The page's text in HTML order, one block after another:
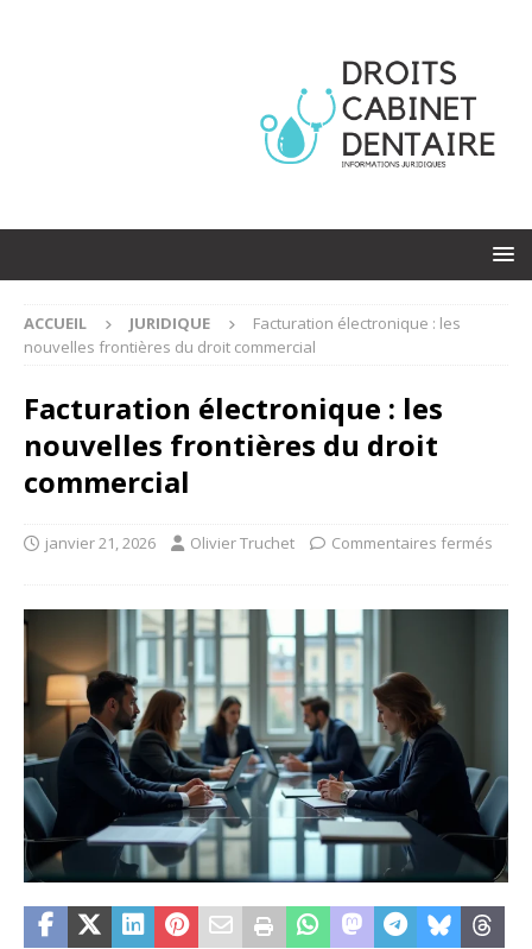
ACCUEIL JURIDIQUE
Facturation électronique : les
nouvelles frontières du droit commercial
Facturation électronique : les
nouvelles frontières du droit
commercial
janvier 21, 2026 Olivier Truchet Commentaires fermés